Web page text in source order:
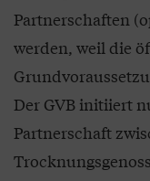
Partnerschaften
werden, weil die
Der GVB initiiert
Partnerschaft